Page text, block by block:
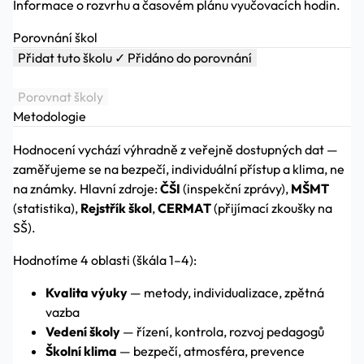
Informace o rozvrhu a časovém plánu vyučovacích hodin.
Porovnání škol
Přidat tuto školu ✓ Přidáno do porovnání
Porovnat školy
Metodologie
Hodnocení vychází výhradně z veřejně dostupných dat —
zaměřujeme se na bezpečí, individuální přístup a klima, ne
na známky. Hlavní zdroje:ČŠI (inspekční zprávy), MŠMT
(statistika), Rejstřík škol,CERMAT(přijímací zkoušky na
SŠ).
Hodnotíme 4 oblasti (škála 1–4):
Kvalita výuky — metody, individualizace, zpětná
vazba
Vedení školy — řízení, kontrola, rozvoj pedagogů
Školní klima — bezpečí, atmosféra, prevence